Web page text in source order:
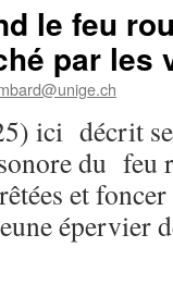
le feu
par les
ici décrit
du feu
et
épervier